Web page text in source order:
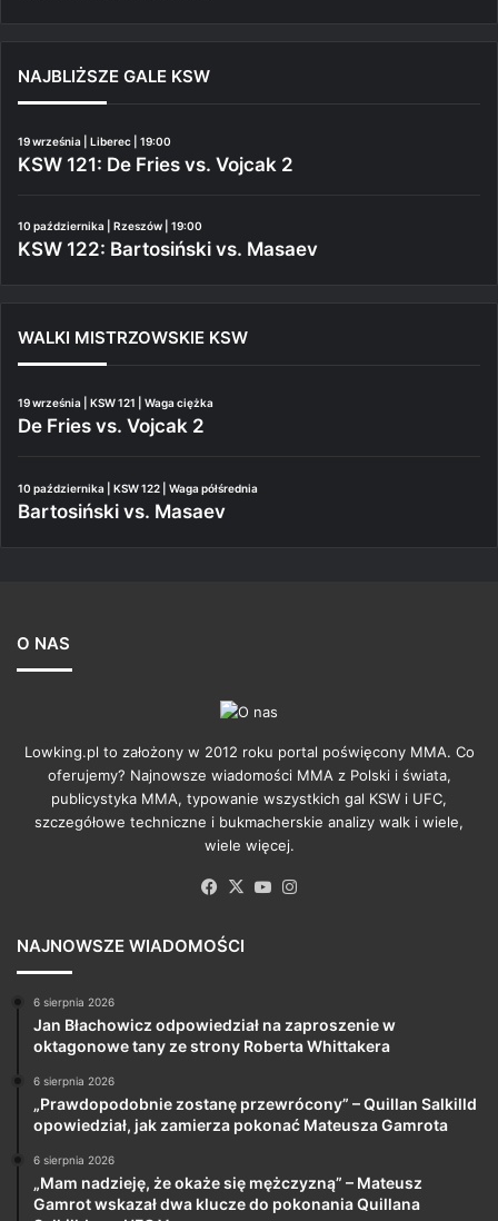
NAJBLIŻSZE GALE KSW
19 września | Liberec | 19:00
KSW 121: De Fries vs. Vojcak 2
10 października | Rzeszów | 19:00
KSW 122: Bartosiński vs. Masaev
WALKI MISTRZOWSKIE KSW
19 września | KSW 121 | Waga ciężka
De Fries vs. Vojcak 2
10 października | KSW 122 | Waga półśrednia
Bartosiński vs. Masaev
O NAS
Lowking.pl to założony w 2012 roku portal poświęcony MMA. Co
oferujemy? Najnowsze wiadomości MMA z Polski i świata,
publicystyka MMA, typowanie wszystkich gal KSW i UFC,
szczegółowe techniczne i bukmacherskie analizy walk i wiele,
wiele więcej.
Facebook
X YouTube
NAJNOWSZE WIADOMOŚCI
6 sierpnia 2026
Jan Błachowicz odpowiedział na zaproszenie w
oktagonowe tany ze strony Roberta Whittakera
6 sierpnia 2026
„Prawdopodobnie zostanę przewrócony” – Quillan Salkilld
opowiedział, jak zamierza pokonać Mateusza Gamrota
6 sierpnia 2026
„Mam nadzieję, że okaże się mężczyzną” – Mateusz
Gamrot wskazał dwa klucze do pokonania Quillana